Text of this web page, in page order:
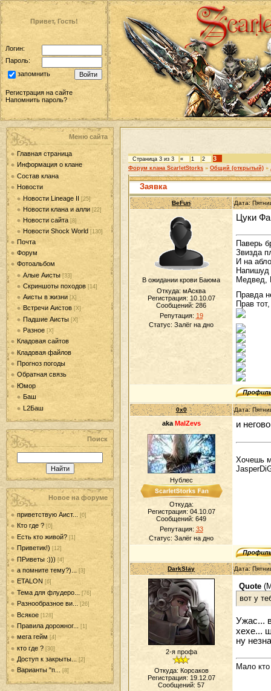
Привет, Гость!
Логин:
Пароль:
запомнить
Регистрация на сайте
Напомнить пароль?
Меню сайта
Главная страница
Информация о клане
Состав клана
Новости
Новости Lineage II [25]
Новости клана и алли [22]
Новости сайта [8]
Новости Shock World [130]
Почта
Форум
Фотоальбом
Алые Аисты [33]
Скриншоты походов [14]
Аисты в жизни [Х]
Встречи Аистов [Х]
Падшие Аисты [Х]
Разное [Х]
Кладовая сайтов
Кладовая файлов
Прогноз погоды
Обратная связь
Юмор
Баш
L2Баш
Поиск
Новое на форуме
приветствую Аист... [0]
Кто где ? [0]
Есть кто живой? [1]
Приветик!) [12]
ПРиветы :))) [4]
а помните тему?)... [3]
ETALON [6]
Тема для флудеро... [76]
Разнообразное ви... [26]
Всякое [128]
Правила дорожног... [1]
мега гейм [4]
кто где ? [30]
Доступ к закрыты... [2]
Варианты "п... [8]
Страница 3 из 3 « 1 2 3
Форум клана ScarletStorks » Общий (открытый) »
Заявка
BeFun Дата:
В ожидании крови Баюма
Откуда: мАсква
Регистрация: 10.10.07
Сообщений: 286
Репутация: 19
Статус: Залёг на дно
Цуки
Паверь
Звизда
И на
Медвед,
Правда
Прав
0x0 Дата:
aka MalZevs
Нублес
Откуда:
Регистрация: 04.10.07
Сообщений: 649
Репутация: 33
Статус: Залёг на дно
и
Хочешь
DarkSlay Дата:
2-я профа
Откуда: Корсаков
Регистрация: 19.12.07
Сообщений: 57
Quote (
вот у
Ужас...
хехе...
ну
Мало